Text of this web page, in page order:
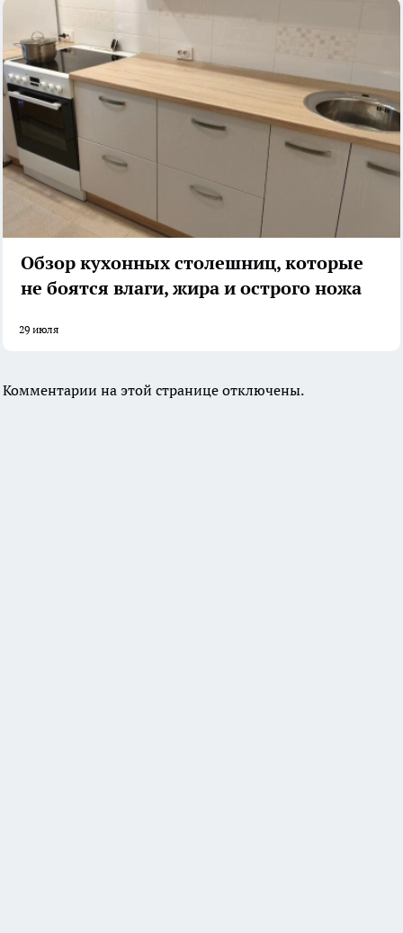
Обзор кухонных столешниц, которые
не боятся влаги, жира и острого ножа
29 июля
Комментарии на этой странице отключены.